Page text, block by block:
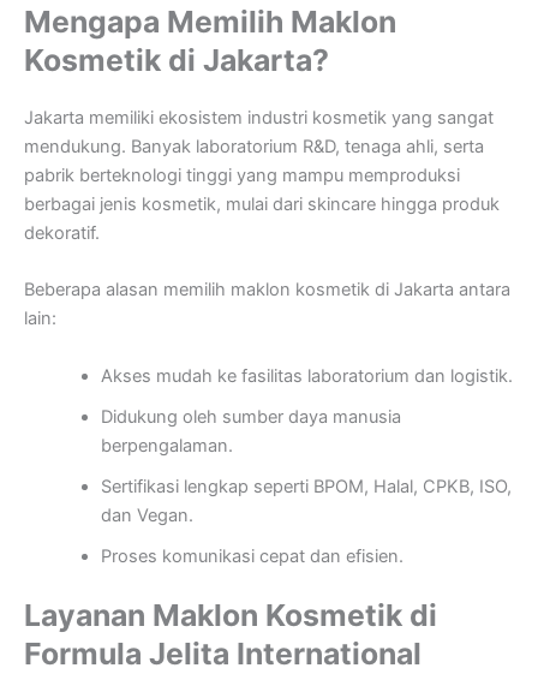
Mengapa Memilih Maklon
Kosmetik di Jakarta?
Jakarta memiliki ekosistem industri kosmetik yang sangat
mendukung. Banyak laboratorium R&D, tenaga ahli, serta
pabrik berteknologi tinggi yang mampu memproduksi
berbagai jenis kosmetik, mulai dari skincare hingga produk
dekoratif.
Beberapa alasan memilih maklon kosmetik di Jakarta antara
lain:
Akses mudah ke fasilitas laboratorium dan logistik.
Didukung oleh sumber daya manusia
berpengalaman.
Sertifikasi lengkap seperti BPOM, Halal, CPKB, ISO,
dan Vegan.
Proses komunikasi cepat dan efisien.
Layanan Maklon Kosmetik di
Formula Jelita International